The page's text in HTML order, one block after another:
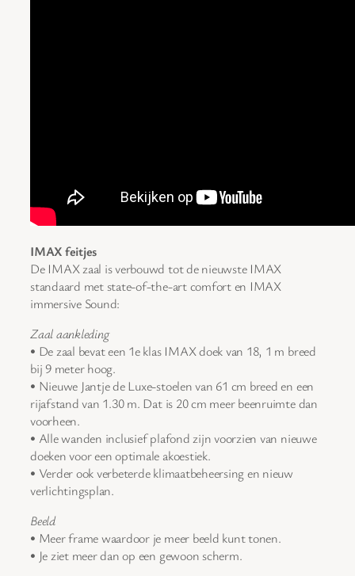
IMAX feitjes
De IMAX zaal is verbouwd tot de nieuwste IMAX
standaard met state-of-the-art comfort en IMAX
immersive Sound:
Zaal aankleding
• De zaal bevat een 1e klas IMAX doek van 18, 1 m breed
bij 9 meter hoog.
• Nieuwe Jantje de Luxe-stoelen van 61 cm breed en een
rijafstand van 1.30 m. Dat is 20 cm meer beenruimte dan
voorheen.
• Alle wanden inclusief plafond zijn voorzien van nieuwe
doeken voor een optimale akoestiek.
• Verder ook verbeterde klimaatbeheersing en nieuw
verlichtingsplan.
Beeld
• Meer frame waardoor je meer beeld kunt tonen.
• Je ziet meer dan op een gewoon scherm.